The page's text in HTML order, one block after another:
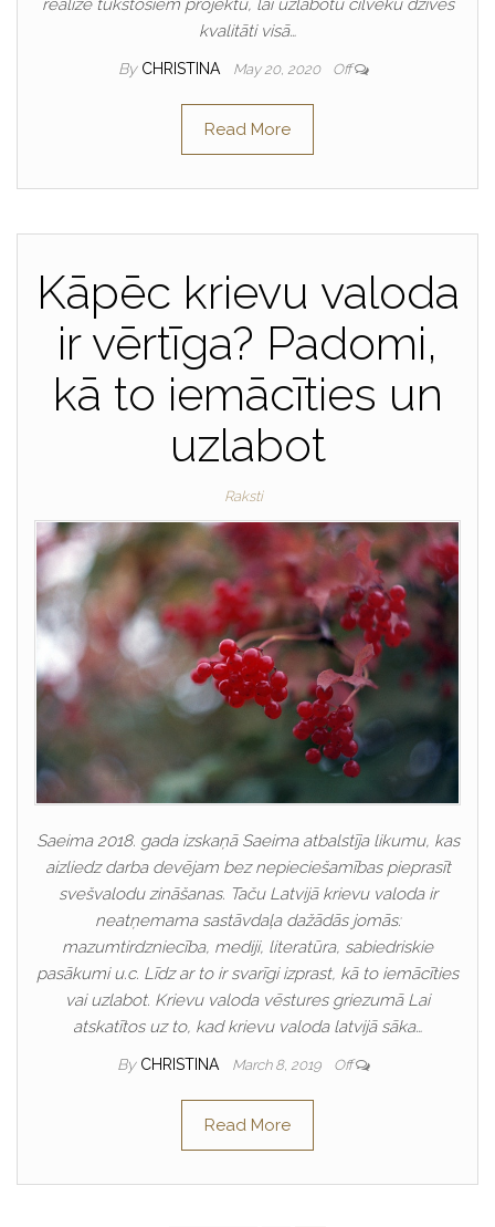
realizē tūkstošiem projektu, lai uzlabotu cilvēku dzīves
kvalitāti visā…
By CHRISTINA May 20, 2020 Off
Read More
Kāpēc krievu valoda
ir vērtīga? Padomi,
kā to iemācīties un
uzlabot
Raksti
Saeima 2018. gada izskaņā Saeima atbalstīja likumu, kas
aizliedz darba devējam bez nepieciešamības pieprasīt
svešvalodu zināšanas. Taču Latvijā krievu valoda ir
neatņemama sastāvdaļa dažādās jomās:
mazumtirdzniecība, mediji, literatūra, sabiedriskie
pasākumi u.c. Līdz ar to ir svarīgi izprast, kā to iemācīties
vai uzlabot. Krievu valoda vēstures griezumā Lai
atskatītos uz to, kad krievu valoda latvijā sāka…
By CHRISTINA March 8, 2019 Off
Read More